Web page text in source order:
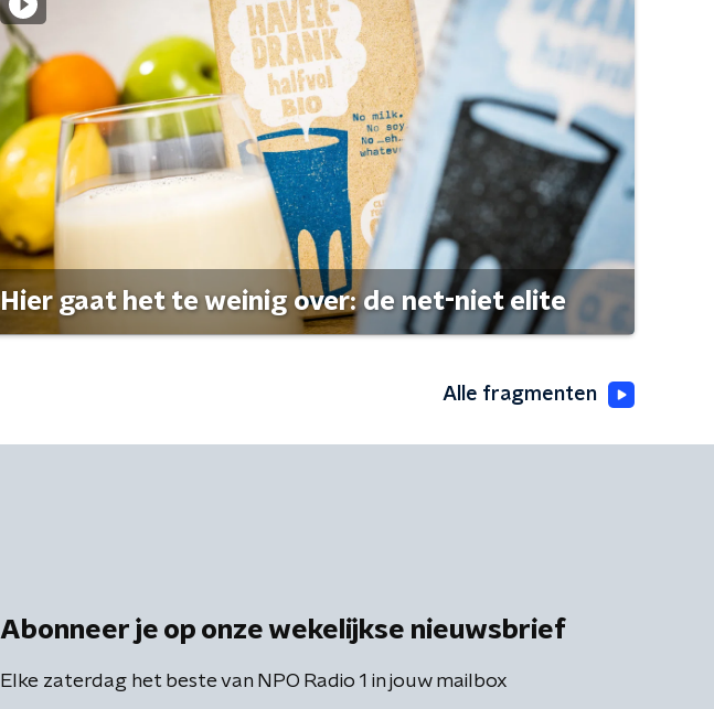
Hier gaat het te weinig over: de net-niet elite
Alle fragmenten
Abonneer je op onze wekelijkse nieuwsbrief
Elke zaterdag het beste van NPO Radio 1 in jouw mailbox